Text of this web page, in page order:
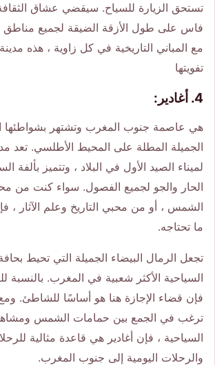
تستحق الزيارة للسياح. سيقضي عشاق
فاس على طول الأزقة الضيقة لجميع مناطق
مع المباني التاريخية في كل زاوية ، هذه
تفويتها
4. أغادير:
هي عاصمة جنوب المغرب وتشتهر بشواطئها
الجميلة المطلة على المحيط الأطلسي. تعد
لميناء الصيد الأول في البلاد ، وتتميز بألفة
الحار والجو لجميع الفصول. سواء كنت من
الشمس ، أو من محبي التاريخ وعلم الآثار ،
ما تحتاجه.
تجعل الرمال البيضاء الجميلة التي تحيط
السياحية الأكثر شعبية في المغرب. بالنسبة
فإن قضاء الإجازة هنا هو أساسًا للشاطئ.
ترغب في الجمع بين حمامات الشمس
السياحية ، فإن أغادير هي قاعدة مثالية
والرحلات اليومية إلى جنوب المغرب.